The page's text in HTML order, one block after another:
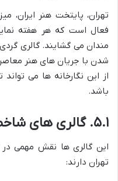
تهران، پایتخت هنر ایران،
فعال است که هر هفته
مندان می گشایند. گالری
شدن با جریان های هنر
از این نگارخانه ها می
باشد.
۵.۱. گالری های شاخص و فعال تهران
این گالری ها نقش مهمی در
تهران دارند: